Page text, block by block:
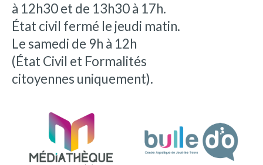
à 12h30 et de 13h30 à 17h.
État civil fermé le jeudi matin.
Le samedi de 9h à 12h
(État Civil et Formalités
citoyennes uniquement).